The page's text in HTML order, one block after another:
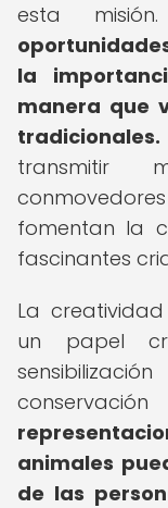
esta
la
manera que
tradicionales.
transmitir
fomentan la
fascinantes
La
un papel
animales
de las